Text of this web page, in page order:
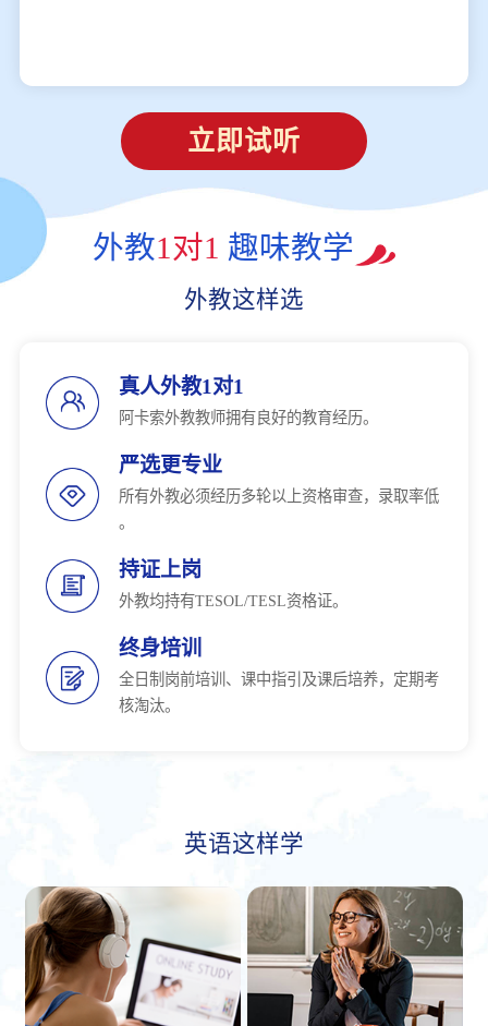
立即试听
外教1对1 趣味教学
外教这样选
真人外教1对1
阿卡索外教教师拥有良好的教育经历。
严选更专业
所有外教必须经历多轮以上资格审查，录取率低
。
持证上岗
外教均持有TESOL/TESL资格证。
终身培训
全日制岗前培训、课中指引及课后培养，定期考
核淘汰。
英语这样学